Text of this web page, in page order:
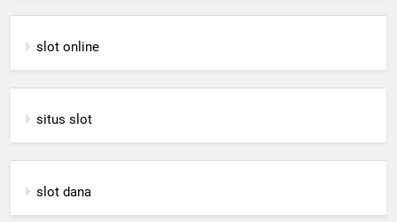
slot online
situs slot
slot dana